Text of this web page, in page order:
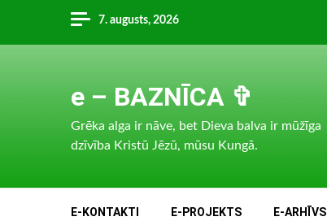
content
7. augusts, 2026
e – BAZNĪCA ✞
Grēka alga ir nāve, bet Dieva balva ir mūžīga
dzīvība Kristū Jēzū, mūsu Kungā.
E-KONTAKTI E-PROJEKTS E-ARHĪVS